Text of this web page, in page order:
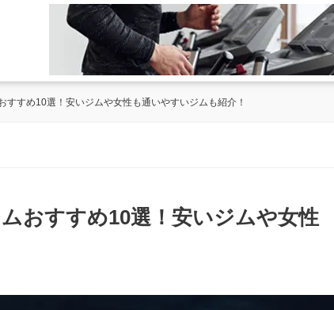
すすめ10選！安いジムや女性も通いやすいジムも紹介！
ムおすすめ10選！安いジムや女性